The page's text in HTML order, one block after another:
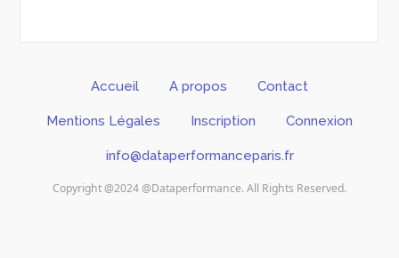
Accueil A propos Contact
Mentions Légales Inscription Connexion
info@dataperformanceparis.fr
Copyright @2024 @Dataperformance. All Rights Reserved.